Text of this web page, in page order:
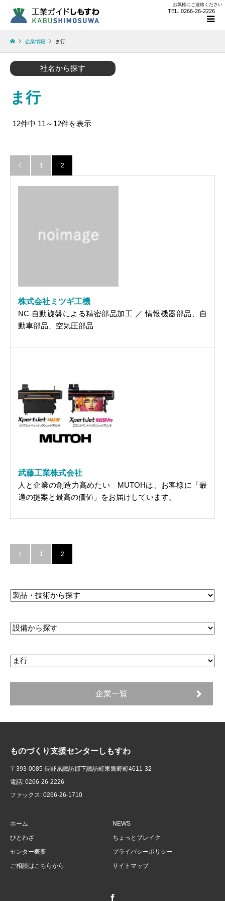
お気軽にご連絡ください
TEL. 0266-26-2226
企業情報 ま行
社名から探す
ま行
12件中 11～12件を表示
 1 2
株式会社ミツギ工機
NC 自動旋盤による精密部品加工 ／ 情報機器部品、自
動車部品、空気圧部品
武藤工業株式会社
人と企業の創造力高めたい MUTOHは、お客様に「最
適の提案と最高の価値」をお届けしています。
 1 2
企業一覧
ものづくり支援センターしもすわ
〒393-0085 長野県諏訪郡下諏訪町東鷹野町4611-32
電話: 0266-26-2226
ファックス: 0266-26-1710
ホーム
ひとわざ
センター概要
ご相談はこちらから
NEWS
ちょっとブレイク
プライバシーポリシー
サイトマップ